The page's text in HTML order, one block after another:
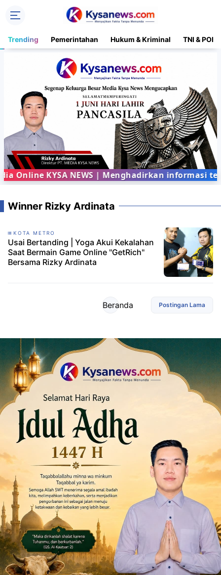
Trending Pemerintahan Hukum & Kriminal TNI &
KYSA NEWS | Menghadirkan informasi
Winner Rizky Ardinata
KOTA METRO
Usai Bertanding | Yoga Akui Kekalahan
Saat Bermain Game Online "GetRich"
Bersama Rizky Ardinata
Postingan Lama
Beranda